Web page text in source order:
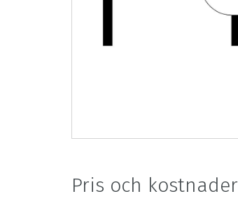
Pris och kostnader